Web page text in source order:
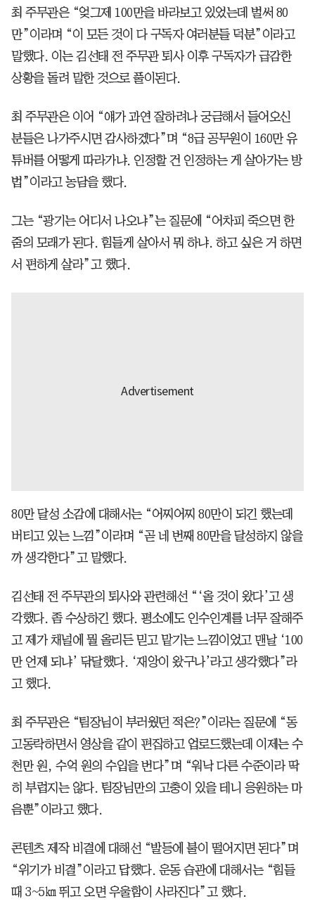
최 주무관은 “엊그제 100만을 바라보고 있었는데 벌써 80
만”이라며 “이 모든 것이 다 구독자 여러분들 덕분”이라고
말했다. 이는 김선태 전 주무관 퇴사 이후 구독자가 급감한
상황을 돌려 말한 것으로 풀이된다.
최 주무관은 이어 “얘가 과연 잘하려나 궁금해서 들어오신
분들은 나가주시면 감사하겠다”며 “8급 공무원이 160만 유
튜버를 어떻게 따라가냐. 인정할 건 인정하는 게 살아가는 방
법”이라고 농담을 했다.
그는 “광기는 어디서 나오냐”는 질문에 “어차피 죽으면 한
줌의 모래가 된다. 힘들게 살아서 뭐 하냐. 하고 싶은 거 하면
서 편하게 살라”고 했다.
80만 달성 소감에 대해서는 “어찌어찌 80만이 되긴 했는데
버티고 있는 느낌”이라며 “곧 네 번째 80만을 달성하지 않을
까 생각한다”고 말했다.
김선태 전 주무관의 퇴사와 관련해선 “‘올 것이 왔다’고 생
각했다. 좀 수상하긴 했다. 평소에도 인수인계를 너무 잘해주
고 제가 채널에 뭘 올리든 믿고 맡기는 느낌이었고 맨날 ‘100
만 언제 되냐’ 닦달했다. ‘재앙이 왔구나’라고 생각했다”라
고 했다.
최 주무관은 “팀장님이 부러웠던 적은?”이라는 질문에 “동
고동락하면서 영상을 같이 편집하고 업로드했는데 이제는 수
천만 원, 수억 원의 수입을 번다”며 “워낙 다른 수준이라 딱
히 부럽지는 않다. 팀장님만의 고충이 있을 테니 응원하는 마
음뿐”이라고 했다.
콘텐츠 제작 비결에 대해선 “발등에 불이 떨어지면 된다”며
“위기가 비결”이라고 답했다. 운동 습관에 대해서는 “힘들
때 3~5㎞ 뛰고 오면 우울함이 사라진다”고 했다.